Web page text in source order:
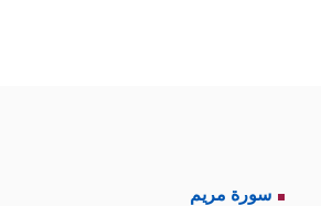
سورة مريم